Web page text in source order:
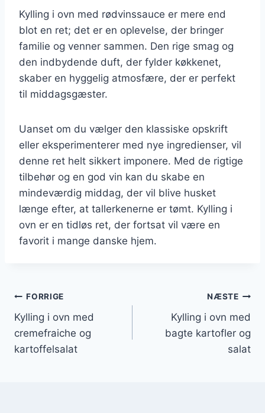
Kylling i ovn med rødvinssauce er mere end
blot en ret; det er en oplevelse, der bringer
familie og venner sammen. Den rige smag og
den indbydende duft, der fylder køkkenet,
skaber en hyggelig atmosfære, der er perfekt
til middagsgæster.
Uanset om du vælger den klassiske opskrift
eller eksperimenterer med nye ingredienser, vil
denne ret helt sikkert imponere. Med de rigtige
tilbehør og en god vin kan du skabe en
mindeværdig middag, der vil blive husket
længe efter, at tallerkenerne er tømt. Kylling i
ovn er en tidløs ret, der fortsat vil være en
favorit i mange danske hjem.
Indlægsnavigation
FORRIGE
Kylling i ovn med
cremefraiche og
kartoffelsalat
NÆSTE
Kylling i ovn med
bagte kartofler og
salat